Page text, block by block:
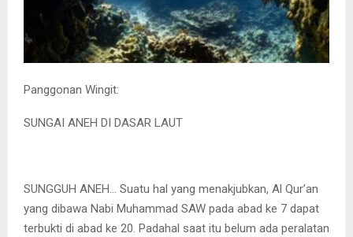
Panggonan Wingit:
SUNGAI ANEH DI DASAR LAUT
SUNGGUH ANEH… Suatu hal yang menakjubkan, Al Qur’an
yang dibawa Nabi Muhammad SAW pada abad ke 7 dapat
terbukti di abad ke 20. Padahal saat itu belum ada peralatan